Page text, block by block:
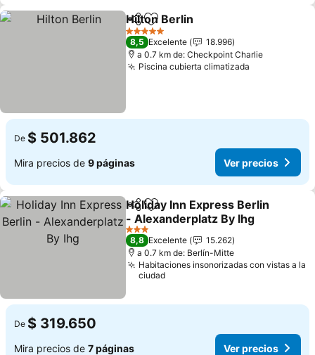
CompartirAgregar a favoritos
Hilton Berlin
5 Estrellas
8,5 Excelente
18.996
a 0.7 km de: Checkpoint Charlie
Piscina cubierta climatizada
De $ 501.862
Mira precios de 9 páginas Ver precios
CompartirAgregar a favoritos
Holiday Inn Express Berlin
- Alexanderplatz By Ihg
Ver precios
3 Estrellas
8,8 Excelente
15.262
a 0.7 km de: Berlín-Mitte
Habitaciones insonorizadas con vistas a la
ciudad
De $ 319.650
Mira precios de 7 páginas Ver precios